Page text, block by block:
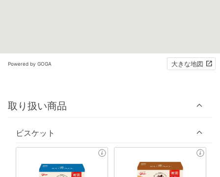
Powered by GOGA 大きな地図
取り扱い商品
ビスケット